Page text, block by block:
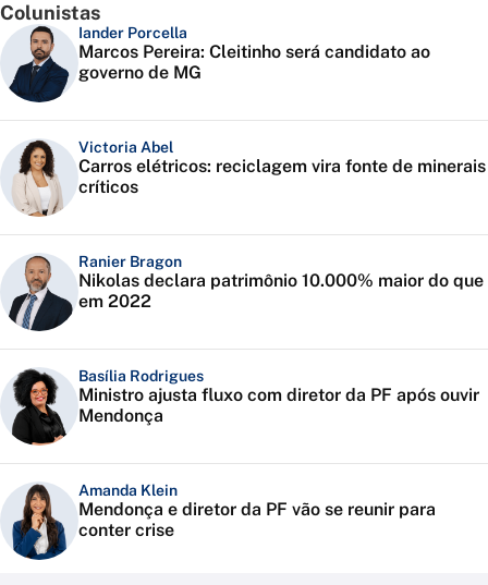
Colunistas
Iander Porcella
Marcos Pereira: Cleitinho será candidato ao
governo de MG
Victoria Abel
Carros elétricos: reciclagem vira fonte de minerais
críticos
Ranier Bragon
Nikolas declara patrimônio 10.000% maior do que
em 2022
Basília Rodrigues
Ministro ajusta fluxo com diretor da PF após ouvir
Mendonça
Amanda Klein
Mendonça e diretor da PF vão se reunir para
conter crise